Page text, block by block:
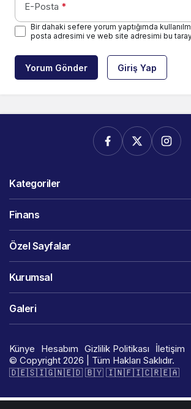
E-Posta *
Bir dahaki sefere yorum yaptığımda
posta adresimi ve web site adresimi bu
Yorum Gönder Giriş Yap
Kategoriler
Finans
Özel Sayfalar
Kurumsal
Galeri
Künye Hesabım Gizlilik Politikası
İletişim
© Copyright 2026 | Tüm Hakları Saklıdır.
🇩​​​​​🇪​​​​​🇸​​​​​🇮​​​​​🇬​​​​​🇳​​​​​🇪​​​​​🇩​​​​​ 🇧​​​​​🇾​​​​​ 🇮​​​​​🇳​​​​​🇫​​​​​🇮​​​​​🇨​​​​​🇷​​​​​🇪​​​​​🇦​​​​​​​​​​